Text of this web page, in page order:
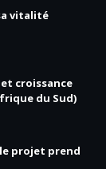
vitalité
croissance
du Sud)
projet prend